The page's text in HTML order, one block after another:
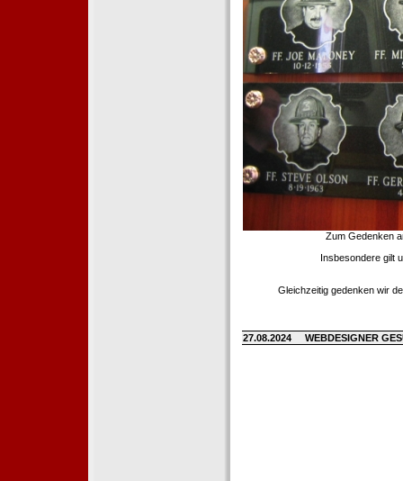
Zum Gedenken
Insbesondere gilt
Gleichzeitig gedenken wir
27.08.2024 WEBDESIGNER